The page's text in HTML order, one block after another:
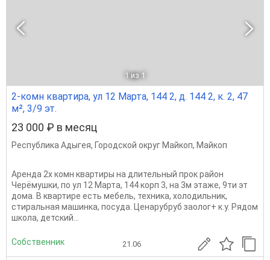
1 из 1
2-комн квартира, ул 12 Марта, 144 2, д. 144 2, к. 2, 47
м², 3/9 эт.
23 000 ₽ в месяц
Республика Адыгея, Городской округ Майкоп, Майкоп
Аренда 2х комн квартиры на длительный прок район
Черёмушки, по ул 12 Марта, 144 корп 3, на 3м этаже, 9ти эт
дома. В квартире есть мебель, техника, холодильник,
стиральная машинка, посуда. Ценарубруб заолог+ к.у. Рядом
школа, детский...
Собственник 21.06